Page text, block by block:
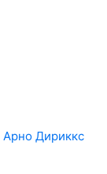
Арно Дириккс